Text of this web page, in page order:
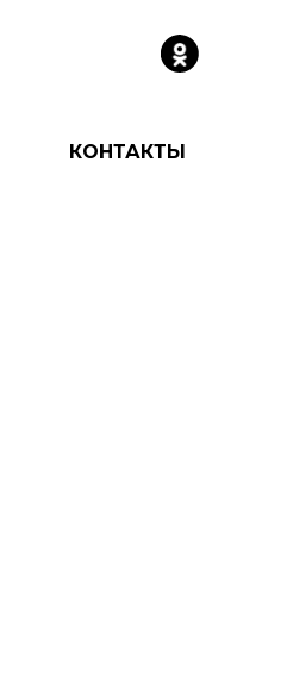
КОНТАКТЫ